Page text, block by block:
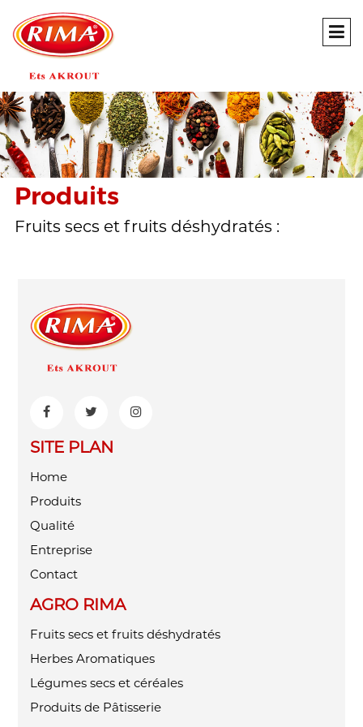
Produits
Fruits secs et fruits déshydratés :
SITE PLAN
Home
Produits
Qualité
Entreprise
Contact
AGRO RIMA
Fruits secs et fruits déshydratés
Herbes Aromatiques
Légumes secs et céréales
Produits de Pâtisserie